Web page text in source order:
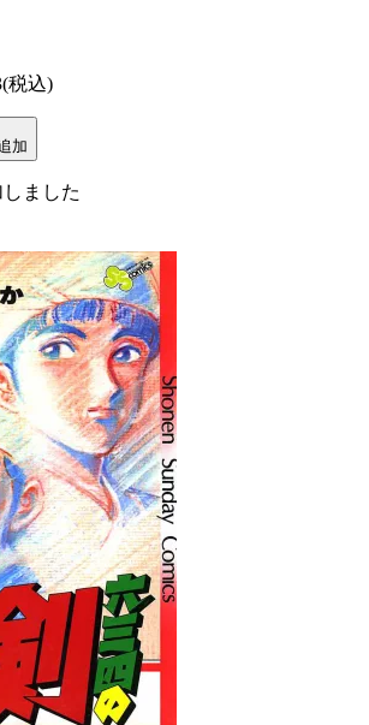
(税込)
加
ました